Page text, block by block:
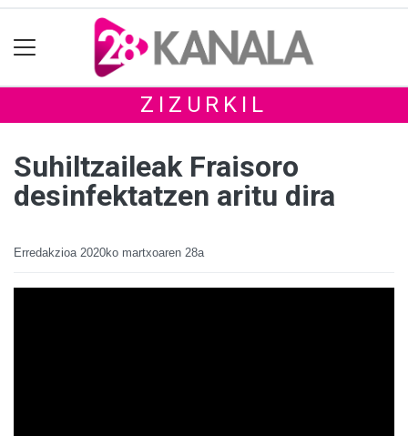
ZIZURKIL
Suhiltzaileak Fraisoro
desinfektatzen aritu dira
Erredakzioa 2020ko martxoaren 28a